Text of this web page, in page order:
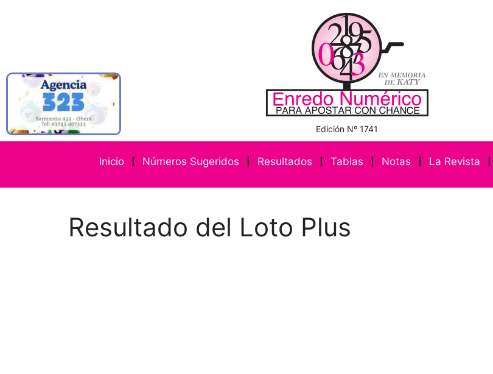
Edición Nº 1741
Inicio Números Sugeridos Resultados Tablas Notas La Revista
Resultado del Loto Plus